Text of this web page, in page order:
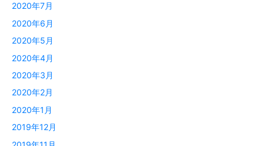
2020年7月
2020年6月
2020年5月
2020年4月
2020年3月
2020年2月
2020年1月
2019年12月